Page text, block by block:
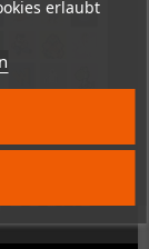
erlaubt